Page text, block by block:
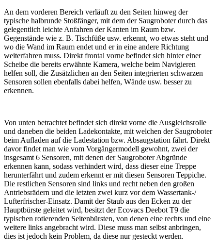
An dem vorderen Bereich verläuft zu den Seiten hinweg der
typische halbrunde Stoßfänger, mit dem der Saugroboter durch das
gelegentlich leichte Anfahren der Kanten im Raum bzw.
Gegenstände wie z. B. Tischfüße usw. erkennt, wo etwas steht und
wo die Wand im Raum endet und er in eine andere Richtung
weiterfahren muss. Direkt frontal vorne befindet sich hinter einer
Scheibe die bereits erwähnte Kamera, welche beim Navigieren
helfen soll, die Zusätzlichen an den Seiten integrierten schwarzen
Sensoren sollen ebenfalls dabei helfen, Wände usw. besser zu
erkennen.
Von unten betrachtet befindet sich direkt vorne die Ausgleichsrolle
und daneben die beiden Ladekontakte, mit welchen der Saugroboter
beim Aufladen auf die Ladestation bzw. Absaugstation fährt. Direkt
davor findet man wie vom Vorgängermodell gewohnt, zwei der
insgesamt 6 Sensoren, mit denen der Saugroboter Abgründe
erkennen kann, sodass verhindert wird, dass dieser eine Treppe
herunterfährt und zudem erkennt er mit diesen Sensoren Teppiche.
Die restlichen Sensoren sind links und recht neben den großen
Antriebsrädern und die letzten zwei kurz vor dem Wassertank-/
Lufterfrischer-Einsatz. Damit der Staub aus den Ecken zu der
Hauptbürste geleitet wird, besitzt der Ecovacs Deebot T9 die
typischen rotierenden Seitenbürsten, von denen eine rechts und eine
weitere links angebracht wird. Diese muss man selbst anbringen,
dies ist jedoch kein Problem, da diese nur gesteckt werden.